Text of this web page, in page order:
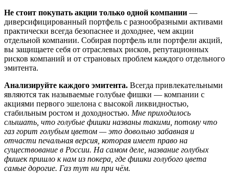
Не стоит покупать акции только одной компании —
диверсифицированный портфель с разнообразными активами
практически всегда безопаснее и доходнее, чем акции
отдельной компании. Собирая портфель или портфели акций,
вы защищаете себя от отраслевых рисков, репутационных
рисков компаний и от страновых проблем каждого отдельного
эмитента.
Анализируйте каждого эмитента. Всегда привлекательными
являются так называемые голубые фишки — компании с
акциями первого эшелона с высокой ликвидностью,
стабильным ростом и доходностью. Мне приходилось
слышать, что голубые фишки названы такими, потому что
газ горит голубым цветом — это довольно забавная и
отчасти печальная версия, которая имеет право на
существование в России. На самом деле, название голубых
фишек пришло к нам из покера, где фишки голубого цвета
самые дорогие. Газ тут ни при чём.